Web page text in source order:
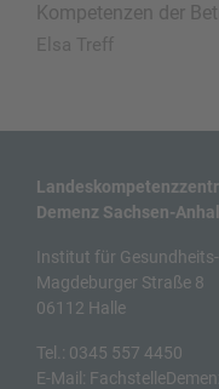
Kompetenzen der
Elsa Treff
Demenz Sachsen-
Institut für
Magdeburger Straße 8
06112 Halle
Tel.: 0345 557 4450
E-Mail: